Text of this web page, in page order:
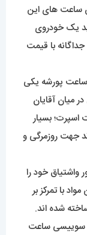
ساعت های این
یک خودروی
با قیمت
ساعت پورشه یکی
میان آقایان
بسیار
جهت روزمرگی و
خود را
با تمرکز بر
شده اند.
سوییسی ساعت